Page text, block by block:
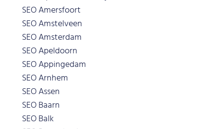
SEO Amersfoort
SEO Amstelveen
SEO Amsterdam
SEO Apeldoorn
SEO Appingedam
SEO Arnhem
SEO Assen
SEO Baarn
SEO Balk